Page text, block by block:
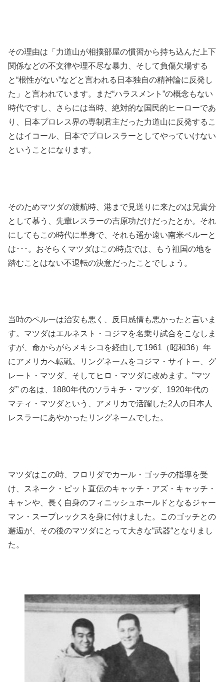
その理由は「力道山が相撲部屋の慣習から持ち込んだ上下
関係などの不文律や理不尽な暴力、そして負傷欠場する
と“根性がない”などと言われる日本独自の精神論に反発し
た」と言われています。まだ“ハラスメント”の概念もない
時代ですし、さらには当時、絶対的な国民的ヒーローであ
り、日本プロレス界の専制君主だった力道山に反発するこ
とはイコール、日本でプロレスラーとしてやっていけない
ということになります。
そのためマツダの渡航時、港まで見送りに来たのは兄貴分
として慕う、先輩レスラーの吉原功だけだったとか。それ
にしてもこの時代に単身で、それも遥か遠い南米ペルーと
は･･･。おそらくマツダはこの時点では、もう祖国の地を
踏むことはない不退転の決意だったことでしょう。
当時のペルーは治安も悪く、反日感情も悪かったと言いま
す。マツダはエルネスト・コジマを名乗り試合をこなしま
すが、命からがらメキシコを経由して1961（昭和36）年
にアメリカへ転戦。リングネームをコジマ・サイトー、グ
レート・マツダ、そしてヒロ・マツダに改めます。“マツ
ダ” の名は、1880年代のソラキチ・マツダ、1920年代の
マティ・マツダという、アメリカで活躍した2人の日本人
レスラーにあやかったリングネームでした。
マツダはこの時、フロリダでカール・ゴッチの指導を受
け、スネーク・ピット直伝のキャッチ・アズ・キャッチ・
キャンや、長く自身のフィニッシュホールドとなるジャー
マン・スープレックスを身に付けました。このゴッチとの
邂逅が、その後のマツダにとって大きな“武器“となりまし
た。